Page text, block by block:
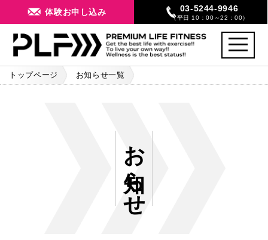
体験お申し込み 03-5244-9946
（平日 10：00～22：00）
toggle
トップページ
お知らせ一覧
お知らせ